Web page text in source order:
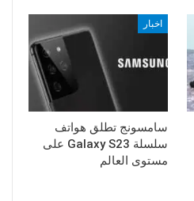
اخبار
سامسونج تطلق هواتف
سلسلة Galaxy S23 على
مستوى العالم